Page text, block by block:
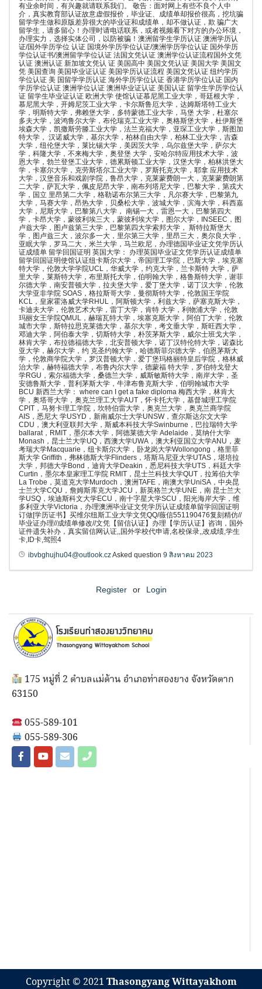
有业余时间，有兴趣就请联系我们。 敬告：面对网上有些不良个人中
介，真实教育部认证故意虚假报价，毕业证、成绩单却报价很高，挖坑骗
留学学生做和原版差异很大的毕业证和成绩单，却不做认证，欺 骗广大
留学生，请多留心！办理时请电话联系，或者视频看下对方的办公环境，
办理实力，选择实体公司，以防被骗！澳洲留学生学历认证 澳洲学历认
证/国外学历学位 认证 国境外学历学位认证/澳洲学历学位认证 国外学历
学位认证书/澳洲留学学位认证 法国文凭认证 澳洲学位认证流程国外文凭
认证 澳洲认证 新加坡文凭认 证 美国高中 美国文凭认证 美国大学 美国文
凭 美国查询 美国毕业证认证 美国学历认证流程 美国文凭认证 纽约学历
学位认证 美 国留学学历认证 海外学历学位认证 香港学历学位认证 国内
学历学位认证 澳洲学位认证 澳洲毕业证认证 美国认证 留学生学历学位认
证 留学生毕业证认证 欧洲大学 使馆认证慕尼黑工业大学，哥廷根大学，
慕尼黑大学，开姆尼茨工业大学，卡尔斯鲁厄大学，达姆斯塔特工业大
学，明斯特大学，弗赖堡大学，多特蒙德工业大学，马堡 大学，杜塞尔
多夫大学，波鸿鲁尔大学，布伦瑞克工业大学，奥格斯堡大学，杜伊斯堡
埃森大学，凯撒斯劳滕工业大学，法兰克福大学，亚琛工业大学，斯图加
特大学， 汉诺威大学，基尔大学，柏林自由大学，柏林工业大学，吉森
大学，纽伦堡大学，莱比锡大学，美因茨大学，乌尔兹堡大学，萨尔大
学，科隆大学，不来梅大学，奥登堡 大学，安哈尔特应用技术大学，波
恩大学，勃兰登堡工业大学，德累斯顿工业大学，汉堡大学，柏林洪堡大
学，卡塞尔大学，克劳斯塔尔工业大学，罗斯托克大学，耶拿 应用技术
大学，汉堡音乐和戏剧学院，鲁昂大学，克莱蒙费朗一大，克莱蒙费朗第
二大学，萨瓦大学，佩皮尼昂大学，南布列塔尼大学，巴黎大学，第戎大
学，国立 里昂第二大学，格勒诺布尔第三大学，凡尔赛大学，巴黎第九
大学，马赛大学，昂热大学，贝桑松大学，波城大学，滨海大学，科西嘉
大学，尼斯大学，巴黎第八大学， 南锡一大，雷恩一大，巴黎第四大
学，卡昂大学，蒙彼利埃三大，蒙彼利埃大学，图尔大学，INSEEC，图
卢兹大学，图卢兹第三大学，巴黎第四大学索邦大学， 斯特拉斯堡大
学，图卢兹三大，波尔多一大，里尔第三大学，里昂三大，奥尔良大学，
亚眠大学，罗马二大，米兰大学，马兰欧尼，办理德国毕业证文凭学历认
证成绩单 留学回国证明 英国大学： 办理英国毕业证文凭学历认证成绩单
留学回国证明使馆认证纽卡斯尔大学，帝国理工学院，巴斯大学，埃克塞
特大学，伦敦大学学院UCL，华威大学，约克大学，兰卡斯特 大学，萨
里大学，莱斯特大学，布里斯托大学，伯明翰大学，格鲁斯特大学，谢菲
尔德大学，南安普顿大学，拉夫堡大学，爱丁堡大学，诺丁汉大学，伦敦
大学亚非学院 SOAS，格拉斯哥大学，曼彻斯特大学，伦敦国王学院
KCL，皇家霍洛威大学RHUL，阿斯顿大学，利兹大学，萨塞克斯大学，
卡迪夫大学，伦敦艺术大学，雷丁大学，肯特 大学，利物浦大学，伦敦
玛丽女王学院QMUL，赫瑞瓦特大学，埃塞克斯大学，阿伯丁大学，伦敦
城市大学，斯特拉思克莱德大学，基尔大学，考文垂大学，斯旺西大学，
邓迪大学，阿伯泰大学，切斯特大学，朴茨茅斯大学，威尔士班戈大学，
林肯大学，布拉德福德大学，北安普顿大学，诺丁汉特伦特大学，诺森比
亚大学，赫尔大学，约 克圣约翰大学，哈德斯菲尔德大学，伯恩茅斯大
学，伦敦商学院大学，罗汉普顿大学，爱丁堡玛格丽特皇后学院，格林威
治大学，赫特福德大学，布鲁内尔大学，德蒙福 特大学，罗伯特戈登大
学RGU，索尔福德大学，桑德兰大学，威斯敏斯特大学，南岸大学，圣
安德鲁斯大学，普利茅斯大学，牛津布鲁克斯大学，伯明翰城市大学
BCU 新西兰大学： where can I get a fake diploma 梅西大学，林肯大
学，奥塔哥大学，奥克兰理工大学AUT，怀卡托大学，基督城理工学院
CPIT，马努卡理工学院，坎特伯雷大学，奥克兰大学，奥克兰商学院
AIS，悉尼大 学USYD，新南威尔士大学UNSW，查尔斯达尔文大学
CDU，澳大利亚联邦大学，斯威本科技大学Swinburne，巴拉瑞特大学
ballarat，RMIT，墨尔本大学，阿德莱德大学 Adelaide，莫纳什大学
Monash，昆士兰大学UQ，西澳大学UWA，澳大利亚国立大学ANU，麦
考瑞大学Macquarie，纽卡斯尔大学，卧龙岗大学Wollongong，格里菲
斯大学 Griffith，弗林德斯大学Flinders，塔斯马尼亚大学UTAS，堪培拉
大学，邦德大学Bond，迪肯大学Deakin，悉尼科技大学UTS，科廷大学
Curtin，墨尔本皇家理工学院 RMIT，昆士兰科技大学QUT，拉筹伯大学
La Trobe，莫道克大学Murdoch，澳洲TAFE，南澳大学UniSA，中央昆
士兰大学CQU，詹姆斯库克大学JCU，新英格兰大学UNE，南 昆士兰大
学USQ，埃迪斯科文大学ECU，南十字星大学SCU，阳光海岸大学，维
多利亚大学Victoria，办理澳洲毕业证文凭学历认证成绩单留学回国证明
订做[学历证书】买维尔纽斯工业大学文凭QQ/薇信551190476复刻精仿//
毕业证办理//成绩单修改//文凭【留信认证】办理【学历认证】咨询，国外
证件遗失补办，真实留信网认证,,国外学校代申请,名校保录,,改成绩,学生
卡,ID卡,驾照4
ibvbghujhu04@outlook.czAsked question 9 สิงหาคม 2023
Register or Login
175 หมู่ที่ 2 ตำบลแม่ต้าน อำเภอท่าสองยาง จังหวัดตาก
63150
055-589-101
055-589-306
Copyright © 2021 Thasongyang Wittayakhom